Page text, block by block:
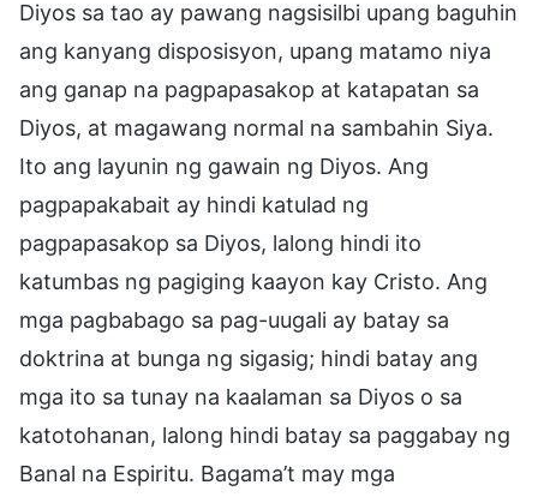
Diyos sa tao ay pawang nagsisilbi upang baguhin
ang kanyang disposisyon, upang matamo niya
ang ganap na pagpapasakop at katapatan sa
Diyos, at magawang normal na sambahin Siya.
Ito ang layunin ng gawain ng Diyos. Ang
pagpapakabait ay hindi katulad ng
pagpapasakop sa Diyos, lalong hindi ito
katumbas ng pagiging kaayon kay Cristo. Ang
mga pagbabago sa pag-uugali ay batay sa
doktrina at bunga ng sigasig; hindi batay ang
mga ito sa tunay na kaalaman sa Diyos o sa
katotohanan, lalong hindi batay sa paggabay ng
Banal na Espiritu. Bagama’t may mga